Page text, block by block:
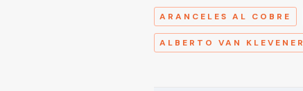
ARANCELES AL COBRE
ALBERTO VAN KLEVENER